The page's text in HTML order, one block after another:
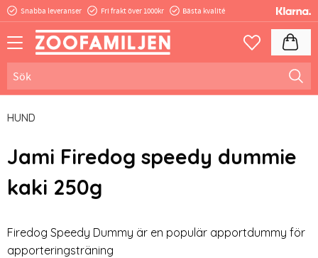
Snabba leveranser Fri frakt över 1000kr Bästa kvalité
Favoriter
HUND
Jami Firedog speedy dummie
kaki 250g
Firedog Speedy Dummy är en populär apportdummy för
apporteringsträning